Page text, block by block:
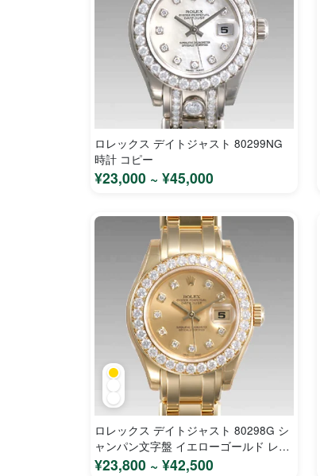
ロレックス デイトジャスト 80299NG
時計 コピー
¥23,000 ~ ¥45,000
ロレックス デイトジャスト 80298G シ
ャンパン文字盤 イエローゴールド レデ
ィース 時計 コピー
¥23,800 ~ ¥42,500